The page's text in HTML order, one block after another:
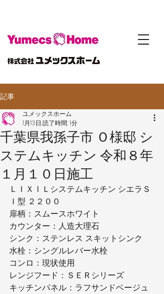
記事
千葉県我孫子市 Ｏ様邸 シ
ステムキッチン 令和８年
１月１０日施工
ユメックスホーム
1月13日 読了時間: 1分
ＬＩＸＩＬシステムキッチン シエラＳ
Ｉ型 ２２００
扉柄：スムースホワイト
カウンター：人造大理石
シンク：ステンレス スキットシンク
水栓：シングルレバー水栓
コンロ：現状使用
レンジフード：ＳＥＲシリーズ
キッチンパネル：ラフサンドベージュ